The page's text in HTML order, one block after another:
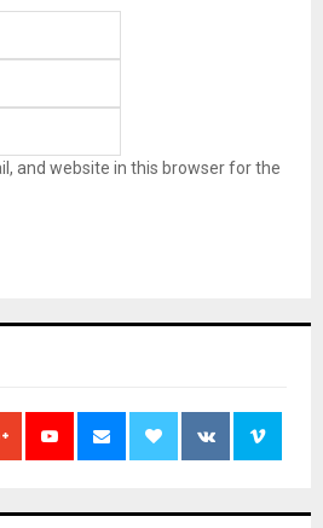
and website in this browser for the